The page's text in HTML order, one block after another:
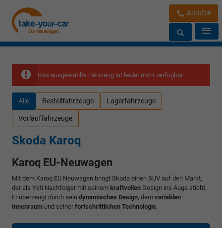
Anrufen
Das ausgewählte Fahrzeug ist leider nicht verfügbar.
Alle Bestellfahrzeuge Lagerfahrzeuge
Vorlauffahrzeuge
Skoda Karoq
Karoq EU-Neuwagen
Mit dem Karoq EU Neuwagen bringt Skoda einen SUV auf den Markt,
der als Yeti Nachfolger mit seinem kraftvollen Design ins Auge sticht.
Er überzeugt durch sein dynamisches Design, dem variablen
Innenraum und seiner fortschrittlichen Technologie